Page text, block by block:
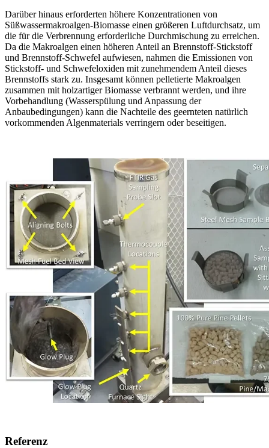
Darüber hinaus erforderten höhere Konzentrationen von
Süßwassermakroalgen-Biomasse einen größeren Luftdurchsatz, um
die für die Verbrennung erforderliche Durchmischung zu erreichen.
Da die Makroalgen einen höheren Anteil an Brennstoff-Stickstoff
und Brennstoff-Schwefel aufwiesen, nahmen die Emissionen von
Stickstoff- und Schwefeloxiden mit zunehmendem Anteil dieses
Brennstoffs stark zu. Insgesamt können pelletierte Makroalgen
zusammen mit holzartiger Biomasse verbrannt werden, und ihre
Vorbehandlung (Wasserspülung und Anpassung der
Anbaubedingungen) kann die Nachteile des geernteten natürlich
vorkommenden Algenmaterials verringern oder beseitigen.
Referenz